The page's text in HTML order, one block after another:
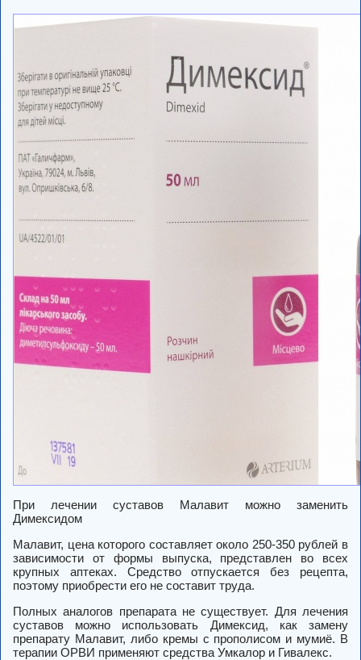
При лечении суставов Малавит можно заменить
Димексидом
Малавит, цена которого составляет около 250-350 рублей в
зависимости от формы выпуска, представлен во всех
крупных аптеках. Средство отпускается без рецепта,
поэтому приобрести его не составит труда.
Полных аналогов препарата не существует. Для лечения
суставов можно использовать Димексид, как замену
препарату Малавит, либо кремы с прополисом и мумиё. В
терапии ОРВИ применяют средства Умкалор и Гивалекс.